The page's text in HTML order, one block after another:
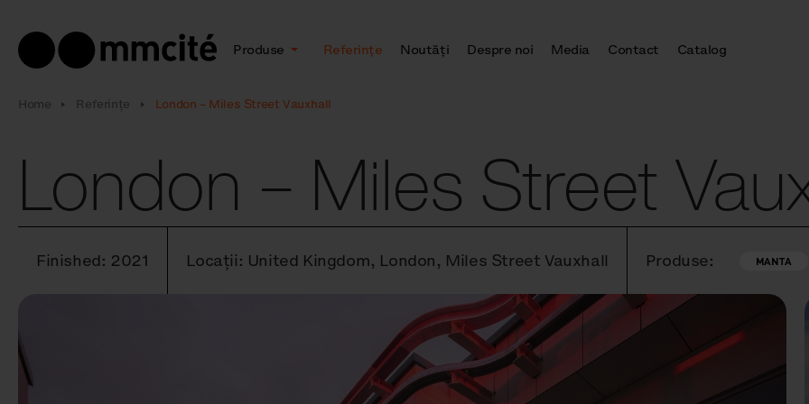
Produse Referințe Noutăţi Despre noi Media Contact Catalog
Home Referințe London – Miles Street Vauxhall
London – Miles Street
Finished: 2021 Locații: United Kingdom, London, Miles Street Vauxhall Produse: MANTA